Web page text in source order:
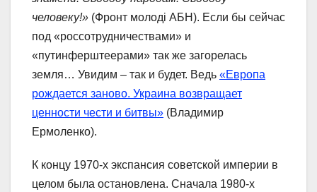
человеку!» (Фронт молодi АБН). Если бы сейчас
под «россотрудничествами» и
«путинферштеерами» так же загорелась
земля… Увидим – так и будет. Ведь «Европа
рождается заново. Украина возвращает
ценности чести и битвы» (Владимир
Ермоленко).
К концу 1970-х экспансия советской империи в
целом была остановлена. Сначала 1980-х